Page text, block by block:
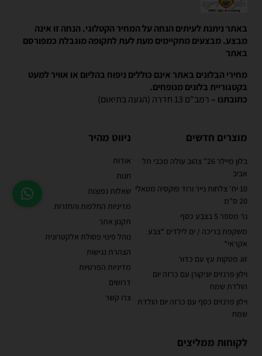
באתר ניתנת לעיתים הנחה על המחיר הקטלוגי. הנחה זו אינה
מבצע. מבצעים מתקיימים מעת לעת לתקופה מוגבלת כמפורסם
באתר
מחירי הבלונים באתר אינם כוללים ניפוח בהליום או אוויר למעט
בקטגוריית בלונים מנופחים.
כתובתנו – רמב"ם 13 חדרה (הגעה בתיאום)
מוצרים חדשים
בלון מיילר 26" צהוב עולה מכבי תל
אביב
10 יח' צלחות נייר ורוד פוקסיה מטאלי
20 ס"מ
נר מספר 5 בצבע כסף
משקפת בריכה / ים לילדים *צבע
אקראי*
זוג מטקות עץ עם כדור
וילון פרנזים יוניקורן עם כרזה יום
הולדת שמח
וילון פרנזים כסף עם כרזה יום הולדת
שמח
ניווט מהיר
אודות
חנות
שאלות נפוצות
מדיניות החלפות והחזרות
תקנון אתר
נוהל פינוי פסולת אלקטרונית
הצהרת נגישות
מדיניות הפרטיות
דרושים
צרו קשר
לקוחות ממליצים